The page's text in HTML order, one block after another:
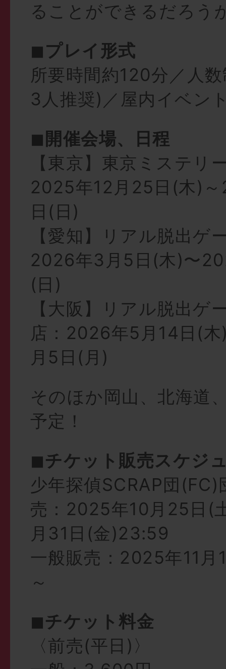
ることができるだろう
◼︎プレイ形式
所要時間約120分／人
3人推奨) ／屋内イベン
◼︎ 開催会場、日程
【東京】東京ミステリ
2025年12月25日(木)
日(日)
【愛知】リアル脱出ゲ
2026年3月5日(木)〜
(日)
【大阪】リアル脱出ゲ
店：2026年5月14日(
月5日(月)
そのほか岡山、北海道
予定！
◼︎チケット販売スケジ
少年探偵SCRAP団(FC)
売：2025年10月25日(
月31日(金)23:59
一般販売：2025年11
～
◼︎チケット料金
〈前売(平日)〉